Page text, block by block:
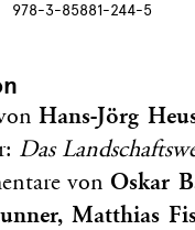
978-3-85881-244-5
Hans-Jörg
r: Das
von Oskar
Matthias